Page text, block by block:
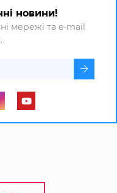
новини!
мережі та e-mail